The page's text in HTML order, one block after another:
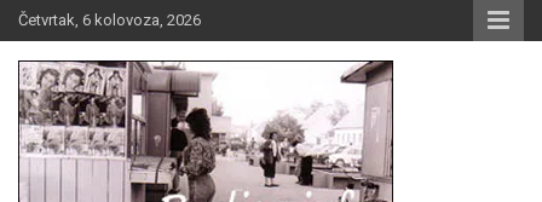
Skip
to
content
Četvrtak, 6 kolovoza, 2026